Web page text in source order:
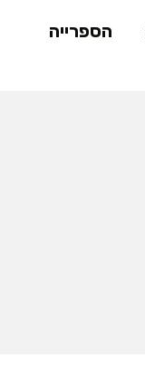
הספרייה